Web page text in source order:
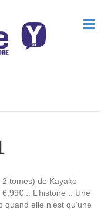
M
e
tomes) de Kayako
:: L’histoire :: Une
elle n’est qu’une